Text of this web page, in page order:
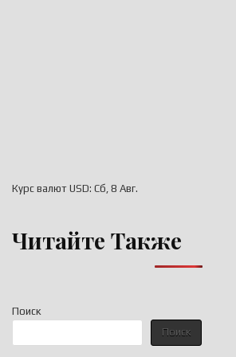
Поиск
Поиск
Курс валют USD: Сб, 8 Авг.
Читайте Также